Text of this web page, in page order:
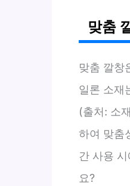
맞춤
맞춤 깔창
일론 소재
(출처: 소
하여 맞춤
간 사용
요?